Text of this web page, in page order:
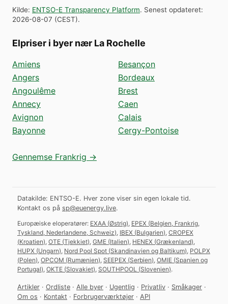
Kilde: ENTSO-E Transparency Platform. Senest opdateret:
2026-08-07 (CEST).
Elpriser i byer nær La Rochelle
Amiens
Angers
Angoulême
Annecy
Avignon
Bayonne
Besançon
Bordeaux
Brest
Caen
Calais
Cergy-Pontoise
Gennemse Frankrig →
Datakilde: ENTSO-E. Hver zone viser sin egen lokale tid.
Kontakt os på sp@euenergy.live.
Europæiske eloperatører: EXAA (Østrig) EPEX (Belgien, Frankrig,
Tyskland, Nederlandene, Schweiz) IBEX (Bulgarien) CROPEX
(Kroatien) OTE (Tjekkiet) GME (Italien) HENEX (Grækenland)
HUPX (Ungarn) Nord Pool Spot (Skandinavien og Baltikum) POLPX
(Polen) OPCOM (Rumænien) SEEPEX (Serbien) OMIE (Spanien og
Portugal) OKTE (Slovakiet) SOUTHPOOL (Slovenien).
Artikler · Ordliste · Alle byer · Ugentlig · Privatliv · Småkager ·
Om os · Kontakt · Forbrugerværktøjer · API